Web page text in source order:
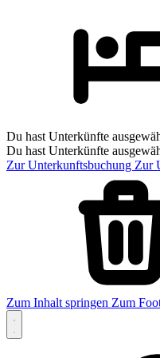
Du hast Unterkünfte
Du hast Unterkünfte
Zur Unterkunftsbuchung Zur
Zum Inhalt springen Zum